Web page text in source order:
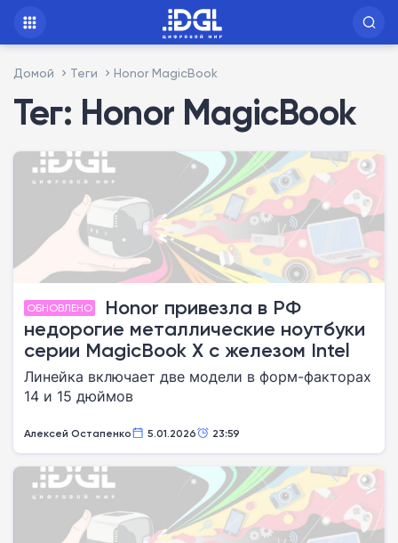
Домой Теги Honor MagicBook
Тег: Honor MagicBook
ОБНОВЛЕНО
Honor привезла в РФ
недорогие металлические ноутбуки
серии MagicBook X с железом Intel
Линейка включает две модели в форм-факторах
14 и 15 дюймов
Алексей Остапенко 5.01.2026 23:59